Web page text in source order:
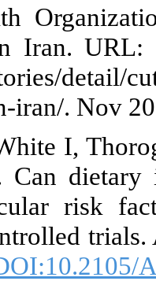
7. World
consumption
room/feature-
8. Brunner
D, Marmot
and
randomized
87: 1415-22. [